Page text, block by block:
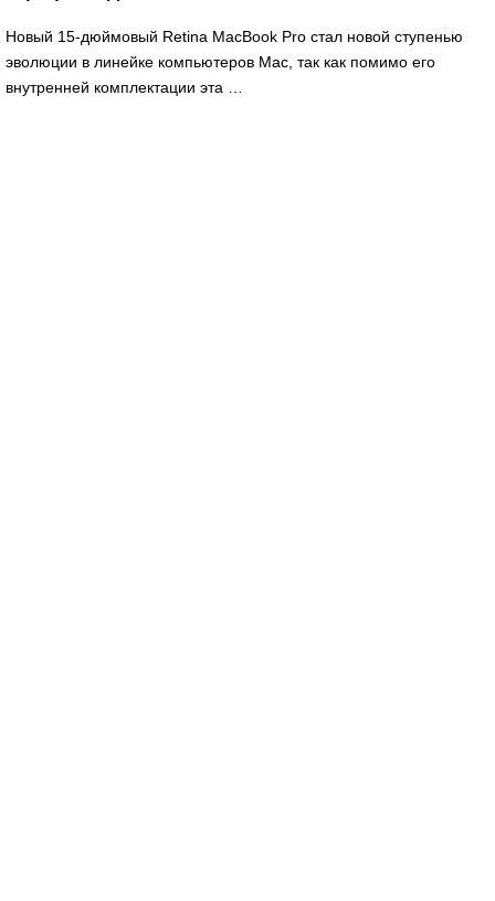
Новый 15-дюймовый Retina MacBook Pro стал новой ступенью
эволюции в линейке компьютеров Mac, так как помимо его
внутренней комплектации эта …